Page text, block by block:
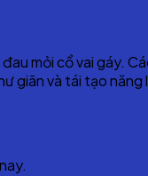
mỏi cổ vai gáy.
và tái tạo